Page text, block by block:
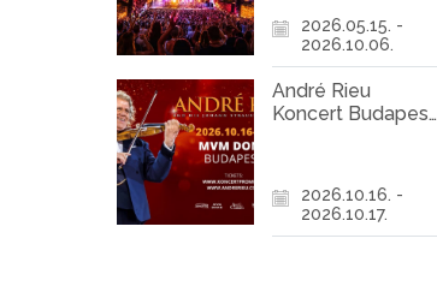
2026.05.15. -
2026.10.06.
André Rieu
Koncert Budapest
2026.10.16. -
2026.10.17.